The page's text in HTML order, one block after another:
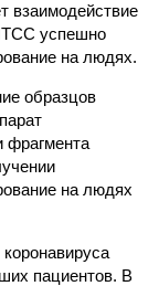
взаимодействие
успешно
на людях.
образцов
фрагмента
на людях
пациентов. В